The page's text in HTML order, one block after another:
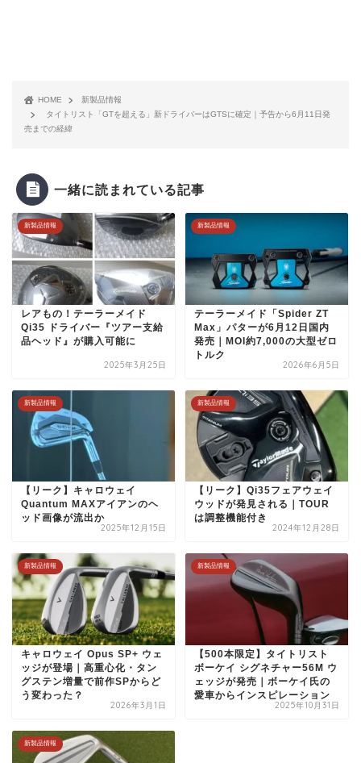
HOME
新製品情報
タイトリスト「GTを超える」新ドライバーはGTSに確定｜予告から6月11日発
売までの経緯
一緒に読まれている記事
新製品情報
レアもの！テーラーメイド
Qi35 ドライバー『ツアー支給
品ヘッド』が購入可能に
2025年3月25日
新製品情報
テーラーメイド「Spider ZT
Max」パターが6月12日国内
発売｜MOI約7,000の大型ゼロ
トルク
2026年6月5日
新製品情報
【リーク】キャロウェイ
Quantum MAXアイアンのヘ
ッド画像が流出か
2025年12月15日
新製品情報
【リーク】Qi35フェアウェイ
ウッドが発見される｜TOUR
は調整機能付き
2024年12月28日
新製品情報
キャロウェイ Opus SP+ ウェ
ッジが登場｜高重心化・タン
グステン増量で前作SPからど
う変わった？
2026年3月1日
新製品情報
【500本限定】タイトリスト
ボーケイ シグネチャー56M ウ
ェッジが発売｜ボーケイ氏の
愛車からインスピレーション
2025年10月31日
新製品情報